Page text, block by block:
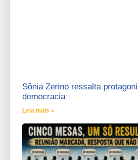
Sônia Zerino ressalta
democracia
Leia mais »